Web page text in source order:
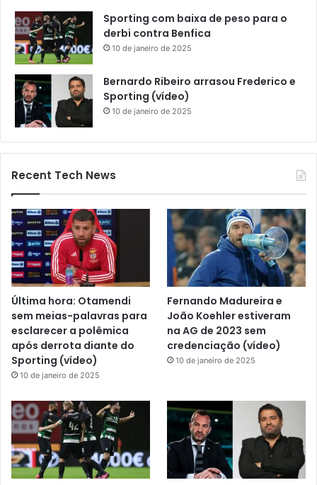
Sporting com baixa de peso para o
derbi contra Benfica
10 de janeiro de 2025
Bernardo Ribeiro arrasou Frederico e
Sporting (vídeo)
10 de janeiro de 2025
Recent Tech News
Última hora: Otamendi
sem meias-palavras para
esclarecer a polêmica
após derrota diante do
Sporting (vídeo)
10 de janeiro de 2025
Fernando Madureira e
João Koehler estiveram
na AG de 2023 sem
credenciação (vídeo)
10 de janeiro de 2025